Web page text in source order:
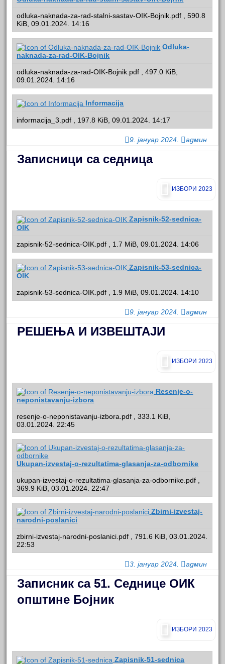
odluka-naknada-za-rad-stalni-sastav-OIK-Bojnik.pdf , 590.8
KiB, 09.01.2024. 14:16
Odluka-
naknada-za-rad-OIK-Bojnik
odluka-naknada-za-rad-OIK-Bojnik.pdf , 497.0 KiB,
09.01.2024. 14:16
Informacija
informacija_3.pdf , 197.8 KiB, 09.01.2024. 14:17
9. јануар 2024. админ
Записници са седница
ИЗБОРИ 2023
Zapisnik-52-sednica-
OIK
zapisnik-52-sednica-OIK.pdf , 1.7 MiB, 09.01.2024. 14:06
Zapisnik-53-sednica-
OIK
zapisnik-53-sednica-OIK.pdf , 1.9 MiB, 09.01.2024. 14:10
9. јануар 2024. админ
РЕШЕЊА И ИЗВЕШТАЈИ
ИЗБОРИ 2023
Resenje-o-
neponistavanju-izbora
resenje-o-neponistavanju-izbora.pdf , 333.1 KiB,
03.01.2024. 22:45
Ukupan-izvestaj-o-rezultatima-glasanja-za-odbornike
ukupan-izvestaj-o-rezultatima-glasanja-za-odbornike.pdf ,
369.9 KiB, 03.01.2024. 22:47
Zbirni-izvestaj-
narodni-poslanici
zbirni-izvestaj-narodni-poslanici.pdf , 791.6 KiB, 03.01.2024.
22:53
3. јануар 2024. админ
Записник са 51. Седнице ОИК
општине Бојник
ИЗБОРИ 2023
Zapisnik-51-sednica